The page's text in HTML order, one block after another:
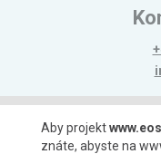
Aby projekt
znáte, abyste na